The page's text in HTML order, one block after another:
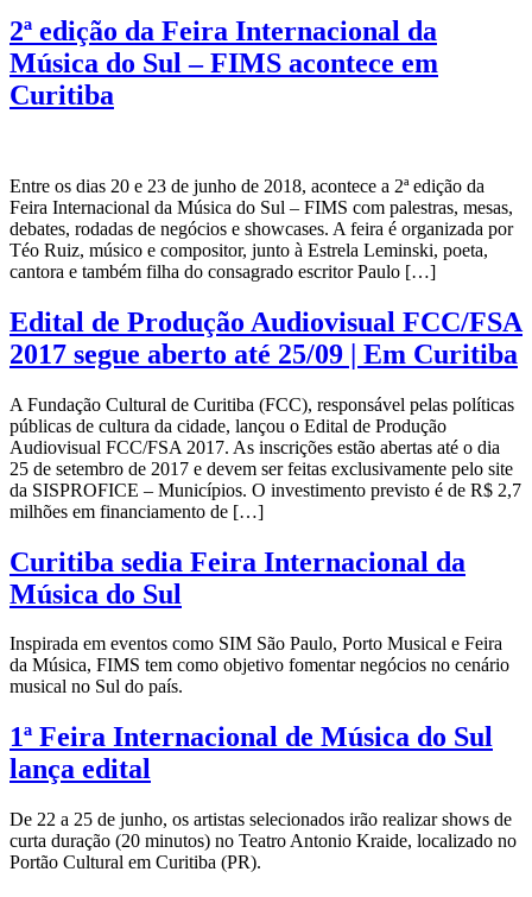
2ª edição da Feira Internacional da
Música do Sul – FIMS acontece em
Curitiba
Entre os dias 20 e 23 de junho de 2018, acontece a 2ª edição da
Feira Internacional da Música do Sul – FIMS com palestras, mesas,
debates, rodadas de negócios e showcases. A feira é organizada por
Téo Ruiz, músico e compositor, junto à Estrela Leminski, poeta,
cantora e também filha do consagrado escritor Paulo […]
Edital de Produção Audiovisual FCC/FSA
2017 segue aberto até 25/09 | Em Curitiba
A Fundação Cultural de Curitiba (FCC), responsável pelas políticas
públicas de cultura da cidade, lançou o Edital de Produção
Audiovisual FCC/FSA 2017. As inscrições estão abertas até o dia
25 de setembro de 2017 e devem ser feitas exclusivamente pelo site
da SISPROFICE – Municípios. O investimento previsto é de R$ 2,7
milhões em financiamento de […]
Curitiba sedia Feira Internacional da
Música do Sul
Inspirada em eventos como SIM São Paulo, Porto Musical e Feira
da Música, FIMS tem como objetivo fomentar negócios no cenário
musical no Sul do país.
1ª Feira Internacional de Música do Sul
lança edital
De 22 a 25 de junho, os artistas selecionados irão realizar shows de
curta duração (20 minutos) no Teatro Antonio Kraide, localizado no
Portão Cultural em Curitiba (PR).